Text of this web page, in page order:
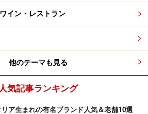
イン・レストラン
他のテーマも見る
人気記事ランキング
リア生まれの有名ブランド人気＆老舗10選